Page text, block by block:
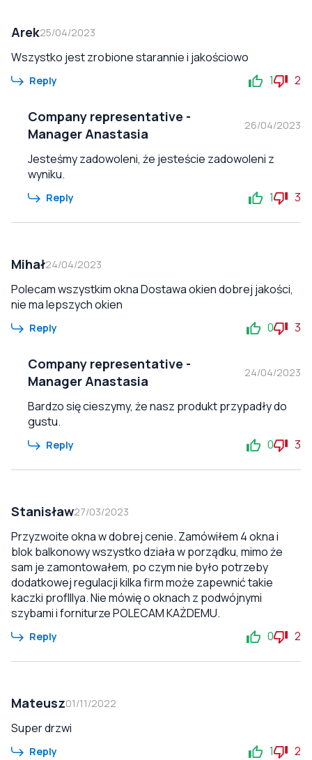
Arek25/04/2023
Wszystko jest zrobione starannie i jakościowo
Reply 1 2
Company representative -
Manager Anastasia
26/04/2023
Jesteśmy zadowoleni, że jesteście zadowoleni z
wyniku.
Reply 1 3
Mihał24/04/2023
Polecam wszystkim okna Dostawa okien dobrej jakości,
nie ma lepszych okien
Reply 0 3
Company representative -
Manager Anastasia
24/04/2023
Bardzo się cieszymy, że nasz produkt przypadły do
gustu.
Reply 0 3
Stanisław27/03/2023
Przyzwoite okna w dobrej cenie. Zamówiłem 4 okna i
blok balkonowy wszystko działa w porządku, mimo że
sam je zamontowałem, po czym nie było potrzeby
dodatkowej regulacji kilka firm może zapewnić takie
kaczki profIllya. Nie mówię o oknach z podwójnymi
szybami i forniturze POLECAM KAŻDEMU.
Reply 0 2
Mateusz01/11/2022
Super drzwi
Reply 1 2